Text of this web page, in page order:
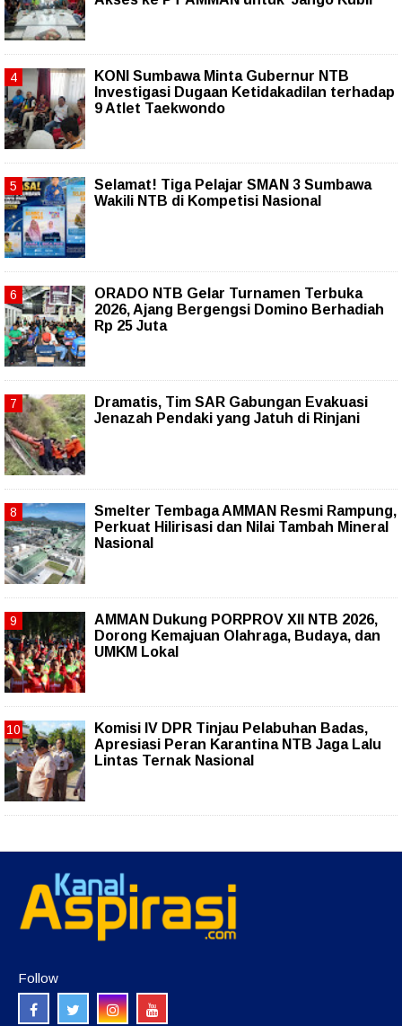
KONI Sumbawa Minta Gubernur NTB
Investigasi Dugaan Ketidakadilan terhadap
9 Atlet Taekwondo
Selamat! Tiga Pelajar SMAN 3 Sumbawa
Wakili NTB di Kompetisi Nasional
ORADO NTB Gelar Turnamen Terbuka
2026, Ajang Bergengsi Domino Berhadiah
Rp 25 Juta
Dramatis, Tim SAR Gabungan Evakuasi
Jenazah Pendaki yang Jatuh di Rinjani
Smelter Tembaga AMMAN Resmi Rampung,
Perkuat Hilirisasi dan Nilai Tambah Mineral
Nasional
AMMAN Dukung PORPROV XII NTB 2026,
Dorong Kemajuan Olahraga, Budaya, dan
UMKM Lokal
Komisi IV DPR Tinjau Pelabuhan Badas,
Apresiasi Peran Karantina NTB Jaga Lalu
Lintas Ternak Nasional
Follow